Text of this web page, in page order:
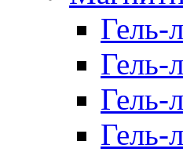
Гель-
Гель-
Гель-
Гель-